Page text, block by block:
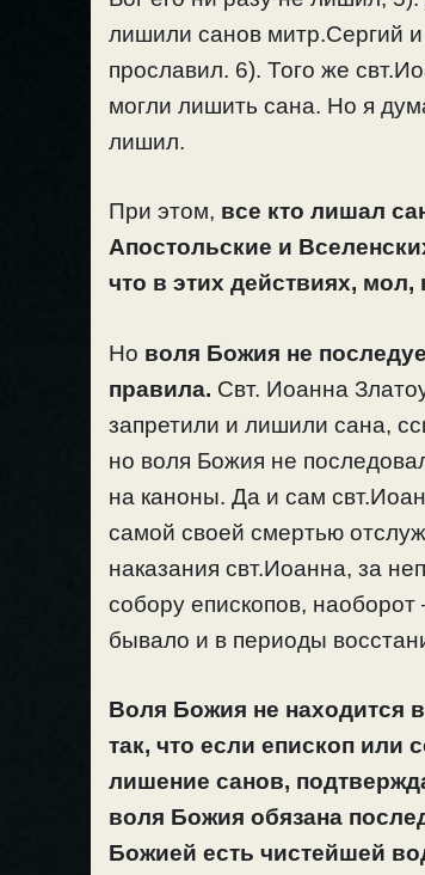
лишили санов митр.Сергий
прославил. 6). Того же
могли лишить сана. Но я
лишил.
При этом, все кто лишал
Апостольские и
что в этих действиях,
Но воля Божия не
правила. Свт. Иоанна
запретили и лишили сана,
но воля Божия не
на каноны. Да и сам
самой своей смертью
наказания свт.Иоанна, за
собору епископов, наоборот
бывало и в периоды
Воля Божия не находится
так, что если епископ или
лишение санов,
воля Божия обязана
Божией есть чистейшей